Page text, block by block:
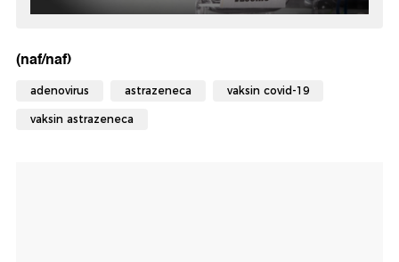
(naf/naf)
adenovirus astrazeneca vaksin covid-19
vaksin astrazeneca